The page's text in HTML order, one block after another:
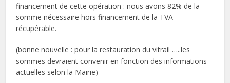
financement de cette opération : nous avons 82% de la
somme nécessaire hors financement de la TVA
récupérable.
(bonne nouvelle : pour la restauration du vitrail …..les
sommes devraient convenir en fonction des informations
actuelles selon la Mairie)